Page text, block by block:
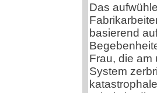
Das
basierend
Frau, die am
System